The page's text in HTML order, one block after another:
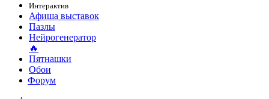
Интерактив
Афиша выставок
Пазлы
Нейрогенератор
🔥
Пятнашки
Обои
Форум